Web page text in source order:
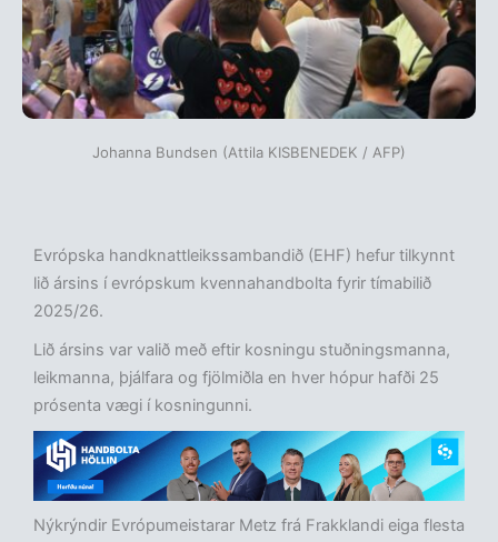
Johanna Bundsen (Attila KISBENEDEK / AFP)
Evrópska handknattleikssambandið (EHF) hefur tilkynnt
lið ársins í evrópskum kvennahandbolta fyrir tímabilið
2025/26.
Lið ársins var valið með eftir kosningu stuðningsmanna,
leikmanna, þjálfara og fjölmiðla en hver hópur hafði 25
prósenta vægi í kosningunni.
Nýkrýndir Evrópumeistarar Metz frá Frakklandi eiga flesta